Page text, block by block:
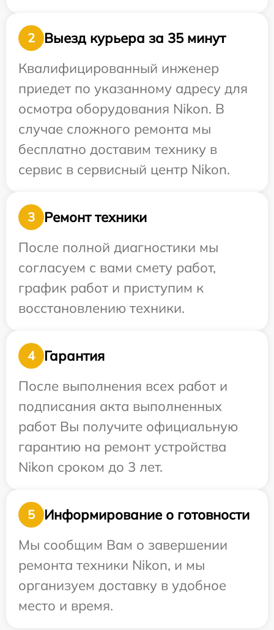
2
Выезд курьера за 35 минут
Квалифицированный инженер
приедет по указанному адресу для
осмотра оборудования Nikon. В
случае сложного ремонта мы
бесплатно доставим технику в
сервис в сервисный центр Nikon.
3
Ремонт техники
После полной диагностики мы
согласуем с вами смету работ,
график работ и приступим к
восстановлению техники.
4
Гарантия
После выполнения всех работ и
подписания акта выполненных
работ Вы получите официальную
гарантию на ремонт устройства
Nikon сроком до 3 лет.
5
Информирование о готовности
Мы сообщим Вам о завершении
ремонта техники Nikon, и мы
организуем доставку в удобное
место и время.